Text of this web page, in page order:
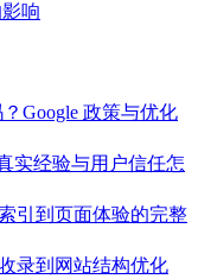
响
Google 政策与优化
实经验与用户信任怎
引到页面体验的完整
录到网站结构优化